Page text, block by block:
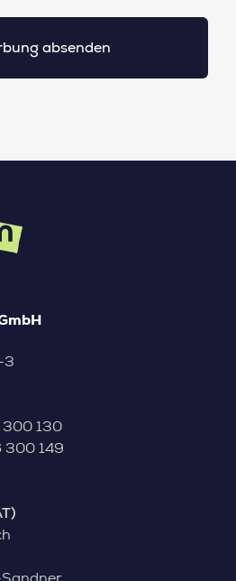
3
300 130
300 149